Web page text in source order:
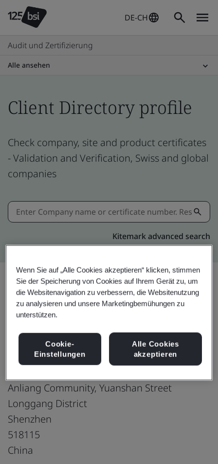
DE-CH
Audit und Zertifizierung
Alle ansehen
Client Directory profile
Check company, site and product certificates
- Validation and Verification, Swiss and global
companies
Kitemark advanced search
Teilen: Upgrade
Shenzhen Hero Jewelry Co., Ltd.
Anliang Branch
Anliang Community, Yuanshan Street
Longgang District
Shenzhen
518115
China
Wenn Sie auf „Alle Cookies akzeptieren“ klicken, stimmen
Sie der Speicherung von Cookies auf Ihrem Gerät zu, um
die Websitenavigation zu verbessern, die Websitenutzung
zu analysieren und unsere Marketingbemühungen zu
unterstützen.
Cookie-
Einstellungen
Alle Cookies
akzeptieren